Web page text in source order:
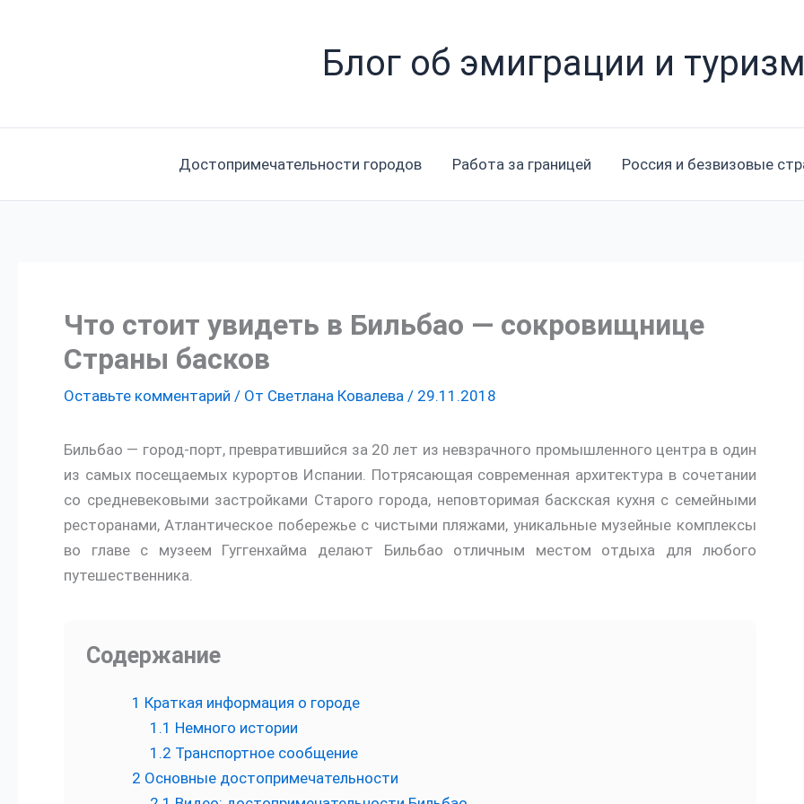
Блог об эмиграции и
Достопримечательности городов Работа за границей Россия и безвизовые
Что стоит увидеть в Бильбао — сокровищнице
Страны басков
Оставьте комментарий / От Светлана Ковалева / 29.11.2018
Бильбао — город-порт, превратившийся за 20 лет из невзрачного промышленного центра в один
из самых посещаемых курортов Испании. Потрясающая современная архитектура в сочетании
со средневековыми застройками Старого города, неповторимая баскская кухня с семейными
ресторанами, Атлантическое побережье с чистыми пляжами, уникальные музейные комплексы
во главе с музеем Гуггенхайма делают Бильбао отличным местом отдыха для любого
путешественника.
Содержание
1 Краткая информация о городе
1.1 Немного истории
1.2 Транспортное сообщение
2 Основные достопримечательности